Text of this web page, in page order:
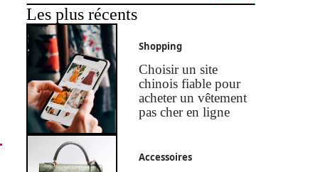
Les plus récents
Shopping
Choisir un site
chinois fiable pour
acheter un vêtement
pas cher en ligne
Accessoires